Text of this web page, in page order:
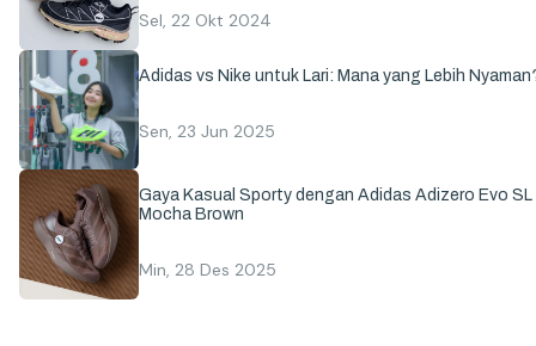
Sel, 22 Okt 2024
Adidas vs Nike untuk Lari: Mana yang Lebih
Sen, 23 Jun 2025
Gaya Kasual Sporty dengan Adidas Adizero Evo SL
Mocha Brown
Min, 28 Des 2025